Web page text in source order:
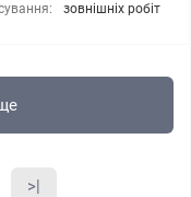
зовнішніх робіт
>|